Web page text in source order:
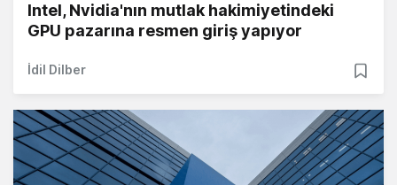
Intel, Nvidia'nın mutlak hakimiyetindeki
GPU pazarına resmen giriş yapıyor
İdil Dilber